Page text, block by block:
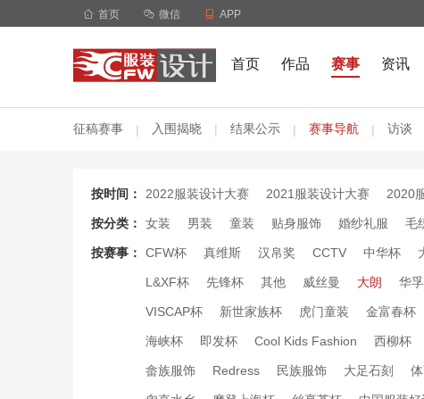
 首页  微信  APP
首页 作品 赛事 资讯
征稿赛事 | 入围揭晓 | 结果公示 | 赛事导航 | 访谈
按时间： 2022服装设计大赛 2021服装设计大赛 2020
按分类： 女装 男装 童装 贴身服饰 婚纱礼服 毛
按赛事： CFW杯 真维斯 汉帛奖 CCTV 中华杯
L&XF杯 先锋杯 其他 威丝曼 大朗 华
VISCAP杯 新世家族杯 虎门童装 金富春杯
海峡杯 即发杯 Cool Kids Fashion 西柳杯
畲族服饰 Redress 民族服饰 大足石刻